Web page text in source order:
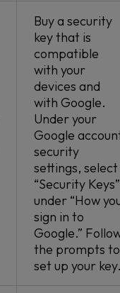
Buy a security
key that is
compatible
with your
devices and
with Google.
Under your
Google
security
settings, select
“Security Keys”
under “How
sign in to
Google.”
the prompts to
set up your